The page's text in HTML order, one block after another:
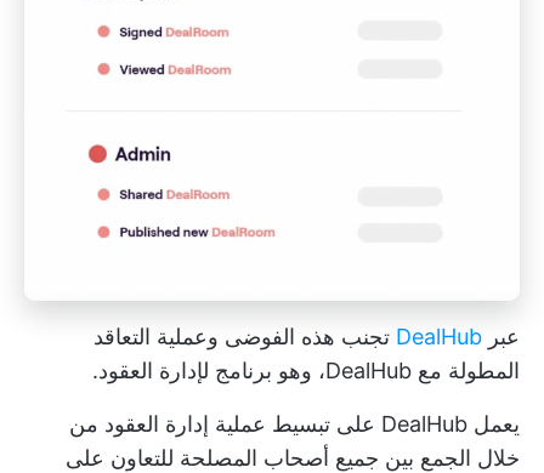
عبر DealHub تجنب هذه الفوضى وعملية التعاقد
المطولة مع DealHub، وهو برنامج لإدارة العقود.
يعمل DealHub على تبسيط عملية إدارة العقود من
خلال الجمع بين جميع أصحاب المصلحة للتعاون على